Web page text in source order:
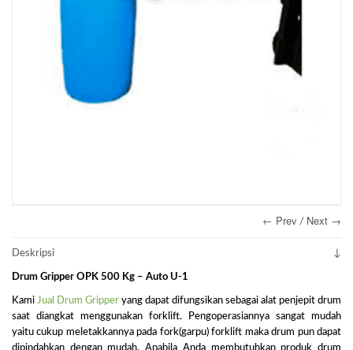
← Prev / Next →
Deskripsi
Drum Gripper OPK 500 Kg – Auto U-1
Kami Jual Drum Gripper yang dapat difungsikan sebagai alat penjepit drum
saat diangkat menggunakan forklift. Pengoperasiannya sangat mudah
yaitu cukup meletakkannya pada fork(garpu) forklift maka drum pun dapat